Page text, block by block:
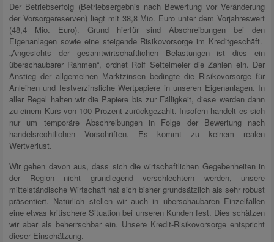
Der Betriebserfolg (Betriebsergebnis nach Bewertung vor Veränderung
der Vorsorgereserven) liegt mit 38,8 Mio. Euro unter dem Vorjahreswert
(48,4 Mio. Euro). Grund hierfür sind Abschreibungen bei den
Eigenanlagen sowie eine steigende Risikovorsorge im Kreditgeschäft.
„Angesichts der gesamtwirtschaftlichen Belastungen ist dies ein
überschaubarer Rahmen“, ordnet Rolf Settelmeier die Zahlen ein. Der
Anstieg der allgemeinen Marktzinsen bedingte die Risikovorsorge für
Anleihen und festverzinsliche Wertpapiere in unseren Eigenanlagen. In
aller Regel halten wir die Papiere bis zur Fälligkeit, diese werden dann
zu einem Kurs von 100 Prozent zurückgezahlt. Insofern handelt es sich
nur um temporäre Abschreibungen in Folge der Bewertung nach
handelsrechtlichen Vorschriften. Es kommt zu keinem realen
Wertverlust.
Wir gehen davon aus, dass sich die wirtschaftlichen Gegebenheiten in
der Region nicht grundlegend verschlechtern werden, unsere
mittelständische Wirtschaft hat sich bisher grundsätzlich als sehr robust
präsentiert. Natürlich stellen wir auch in überschaubaren Einzelfällen
eine etwas kritischere Situation bei unseren Kunden fest. Dies schätzen
wir aber als beherrschbar ein. Unsere Kredit-Risikovorsorge entspricht
dieser Einschätzung.